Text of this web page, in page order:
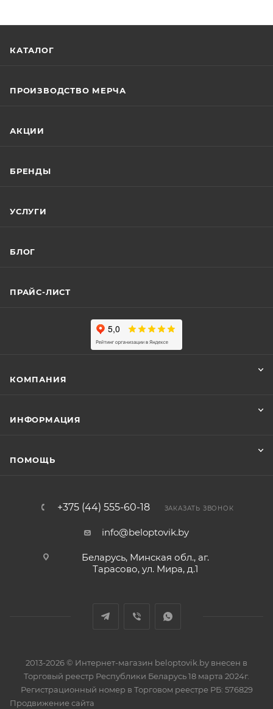
КАТАЛОГ
ПРОИЗВОДСТВО МЕРЧА
АКЦИИ
БРЕНДЫ
УСЛУГИ
БЛОГ
ПРАЙС-ЛИСТ
КОМПАНИЯ
ИНФОРМАЦИЯ
ПОМОЩЬ
+375 (44) 555-60-18 ЗАКАЗАТЬ ЗВОНОК
info@beloptovik.by
Беларусь, Минская обл., аг.
Тарасово, ул. Мира, д.1
2013-2026 © Интернет-магазин beloptovik.by внесен в
Торговый реестр Республики Беларусь 18 марта 2024г.
Регистрационный номер в Торговом реестре РБ: 576829
Продвижение сайта